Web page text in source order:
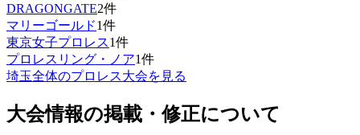
DRAGONGATE2件
マリーゴールド1件
東京女子プロレス1件
プロレスリング・ノア1件
埼玉全体のプロレス大会を見る
大会情報の掲載・修正について